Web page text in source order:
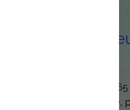
Virtual
em Microsoft
na cloud Azure,